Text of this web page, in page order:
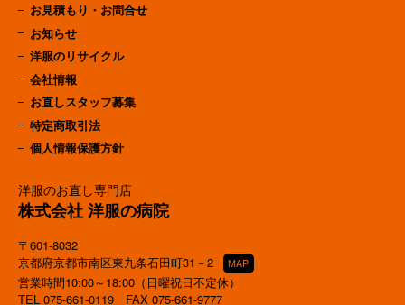
洋服のお直し専門店
株式会社 洋服の病院
〒601-8032
京都府京都市南区東九条石田町31－2
MAP
営業時間10:00～18:00（日曜祝日不定休）
TEL 075-661-0119 FAX 075-661-9777
お見積もり・お問合せ
お知らせ
洋服のリサイクル
会社情報
お直しスタッフ募集
特定商取引法
個人情報保護方針